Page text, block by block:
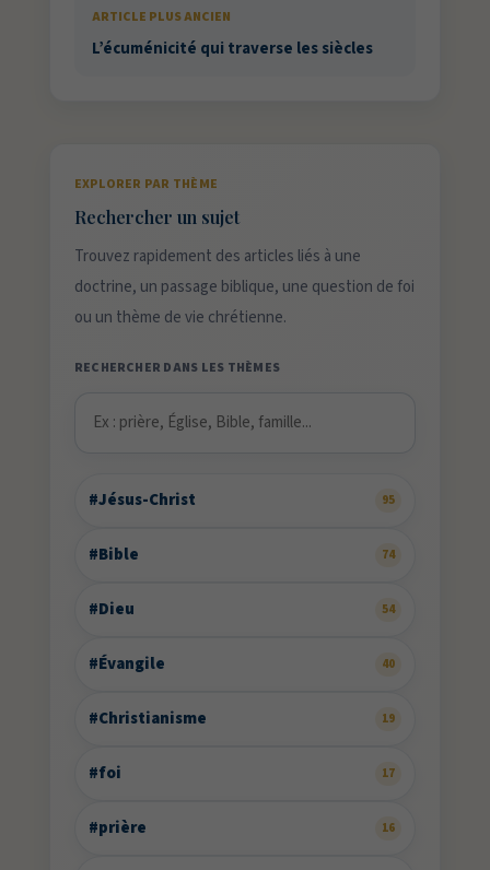
ARTICLE PLUS ANCIEN
L’écuménicité qui traverse les siècles
EXPLORER PAR THÈME
Rechercher un sujet
Trouvez rapidement des articles liés à une
doctrine, un passage biblique, une question de foi
ou un thème de vie chrétienne.
RECHERCHER DANS LES THÈMES
#Jésus-Christ 95
#Bible 74
#Dieu 54
#Évangile 40
#Christianisme 19
#foi 17
#prière 16